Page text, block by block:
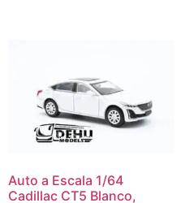
Auto a Escala 1/64
Cadillac CT5 Blanco,